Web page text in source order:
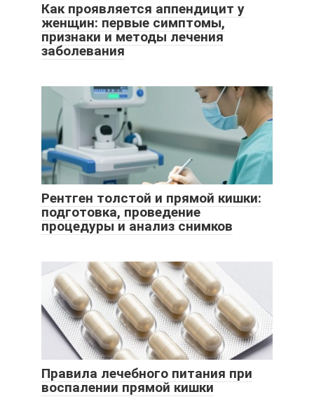
Как проявляется аппендицит у
женщин: первые симптомы,
признаки и методы лечения
заболевания
Рентген толстой и прямой кишки:
подготовка, проведение
процедуры и анализ снимков
Правила лечебного питания при
воспалении прямой кишки